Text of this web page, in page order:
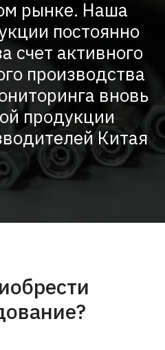
рынке. Наша
постоянно
счет активного
производства
вновь
продукции
Китая